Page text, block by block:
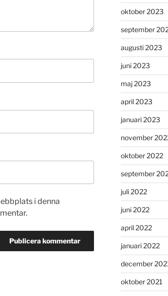
i denna
oktober 2023
september
augusti 2023
juni 2023
maj 2023
april 2023
januari 2023
november
oktober 2022
september
juli 2022
juni 2022
april 2022
januari 2022
december
oktober 2021